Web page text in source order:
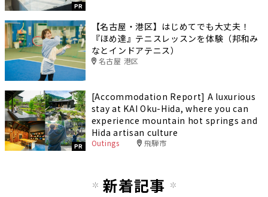
PR
【名古屋・港区】はじめてでも大丈夫！
『ほめ達』テニスレッスンを体験（邦和み
なとインドアテニス）
名古屋 港区
PR
[Accommodation Report] A luxurious
stay at KAI Oku-Hida, where you can
experience mountain hot springs and
Hida artisan culture
Outings 飛騨市
新着記事